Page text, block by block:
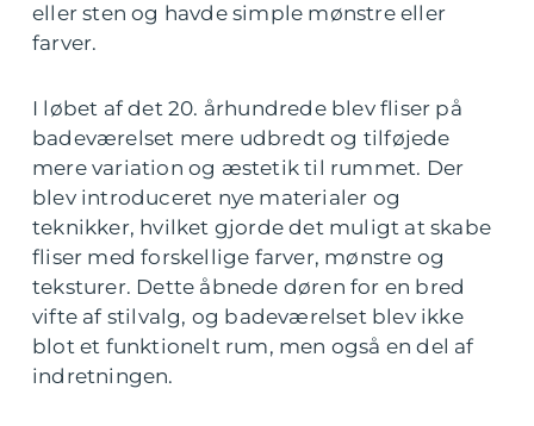
eller sten og havde simple mønstre eller
farver.
I løbet af det 20. århundrede blev fliser på
badeværelset mere udbredt og tilføjede
mere variation og æstetik til rummet. Der
blev introduceret nye materialer og
teknikker, hvilket gjorde det muligt at skabe
fliser med forskellige farver, mønstre og
teksturer. Dette åbnede døren for en bred
vifte af stilvalg, og badeværelset blev ikke
blot et funktionelt rum, men også en del af
indretningen.